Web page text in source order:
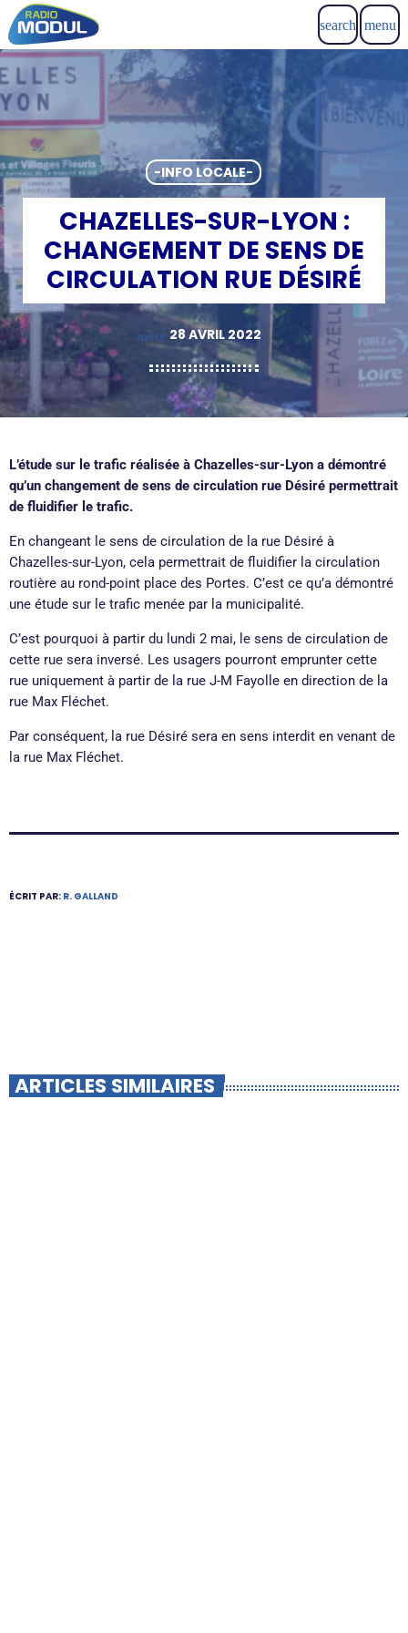
search menu
-INFO LOCALE-
CHAZELLES-SUR-LYON :
CHANGEMENT DE SENS DE
CIRCULATION RUE DÉSIRÉ
today 28 AVRIL 2022
L’étude sur le trafic réalisée à Chazelles-sur-Lyon a démontré
qu’un changement de sens de circulation rue Désiré permettrait
de fluidifier le trafic.
En changeant le sens de circulation de la rue Désiré à
Chazelles-sur-Lyon, cela permettrait de fluidifier la circulation
routière au rond-point place des Portes. C’est ce qu’a démontré
une étude sur le trafic menée par la municipalité.
C’est pourquoi à partir du lundi 2 mai, le sens de circulation de
cette rue sera inversé. Les usagers pourront emprunter cette
rue uniquement à partir de la rue J-M Fayolle en direction de la
rue Max Fléchet.
Par conséquent, la rue Désiré sera en sens interdit en venant de
la rue Max Fléchet.
ÉCRIT PAR: R. GALLAND
ARTICLES SIMILAIRES